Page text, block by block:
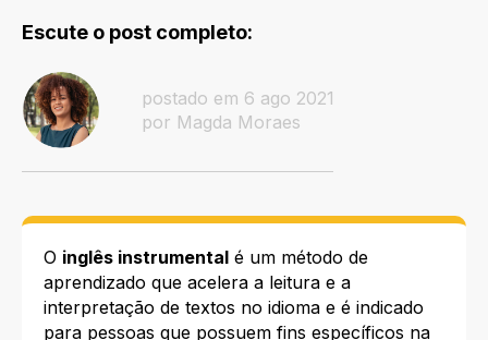
Escute o post completo:
postado em 6 ago 2021
por Magda Moraes
O inglês instrumental é um método de
aprendizado que acelera a leitura e a
interpretação de textos no idioma e é indicado
para pessoas que possuem fins específicos na